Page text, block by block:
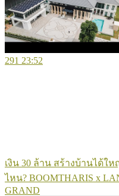
291 23:52
เงิน 30 ล้าน สร้างบ้านได้ใ
ไหน? BOOMTHARIS x
GRAND